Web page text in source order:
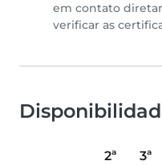
em contato
verificar as
2ª 3ª